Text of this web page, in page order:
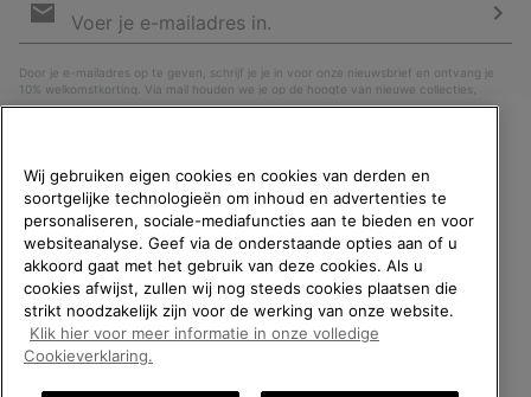
voor
Door je e-mailadres op te geven, schrijf je je in voor onze nieuwsbrief en ontvang je
10% welkomstkorting. Via mail houden we je op de hoogte van nieuwe collecties,
aanbiedingen en evenementen. In onzePrivacyverklaringlees je hoe we je gegevens
België (Nederlands)
2026SOREL. All rights reserved.
WELKOM BIJ SOREL.
SELECTEER JE
VERZENDLOCATIE.
Online shoppen beschikbaar
United States
Online
Wij gebruiken eigen cookies en cookies van derden en
soortgelijke technologieën om inhoud en advertenties te
personaliseren, sociale-mediafuncties aan te bieden en voor
websiteanalyse. Geef via de onderstaande opties aan of u
akkoord gaat met het gebruik van deze cookies. Als u
cookies afwijst, zullen wij nog steeds cookies plaatsen die
strikt noodzakelijk zijn voor de werking van onze website.
Klik hier voor meer informatie in onze volledige
Cookieverklaring.